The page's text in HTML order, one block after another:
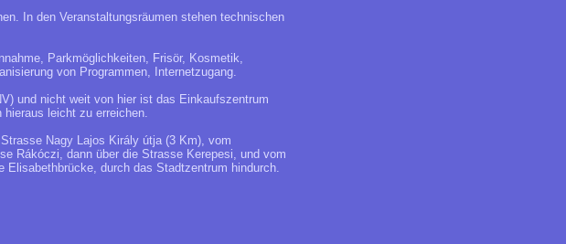
In den Veranstaltungsräumen stehen technischen
Parkmöglichkeiten, Frisör, Kosmetik,
von Programmen, Internetzugang.
und nicht weit von hier ist das Einkaufszentrum
leicht zu erreichen.
Nagy Lajos Király útja (3 Km), vom
Rákóczi, dann über die Strasse Kerepesi, und vom
Elisabethbrücke, durch das Stadtzentrum hindurch.